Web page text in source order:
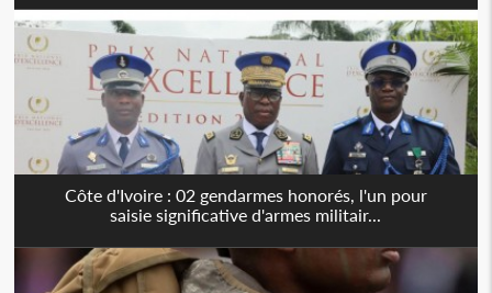
Côte d'Ivoire : 02 gendarmes honorés, l'un pour
saisie significative d'armes militair...